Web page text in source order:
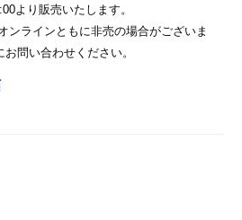
より販売いたします。
ンラインともに非売の場合がございま
問い合わせください。